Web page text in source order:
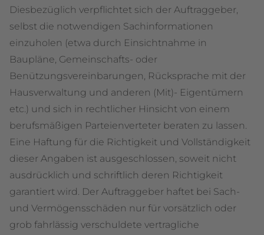
Diesbezüglich verpflichtet sich der Auftraggeber,
selbst die notwendigen Sachinformationen
einzuholen (etwa durch Einsichtnahme in
Baupläne, Gemeinschafts- oder
Benützungsvereinbarungen, Rücksprache mit der
Hausverwaltung und anderen (Mit)- Eigentümern
etc.) und sich in rechtlicher Hinsicht von einem
berufsmäßigen Parteienverteter beraten zu lassen.
Eine Haftung für die Richtigkeit und Vollständigkeit
dieser Angaben ist ausgeschlossen, soweit nicht
ausdrücklich und schriftlich deren Richtigkeit
garantiert wird. Der Auftraggeber haftet bei Sach-
und Vermögensschäden nur für vorsätzlich oder
grob fahrlässig verschuldete vertragliche